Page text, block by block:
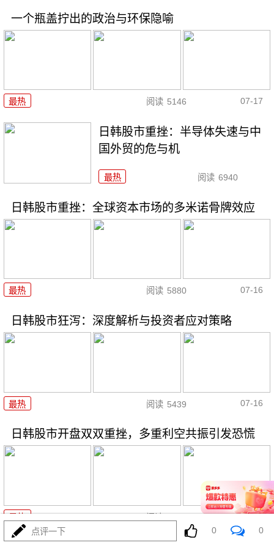
一个瓶盖拧出的政治与环保隐喻
最热 阅读 5146 07-17
日韩股市重挫：半导体失速与中
国外贸的危与机
最热 阅读 6940
日韩股市重挫：全球资本市场的多米诺骨牌效应
最热 阅读 5880 07-16
日韩股市狂泻：深度解析与投资者应对策略
最热 阅读 5439 07-16
日韩股市开盘双双重挫，多重利空共振引发恐慌
07-16
点评一下 0 0